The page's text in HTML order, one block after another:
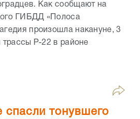
Как сообщают на
ГИБДД «Полоса
произошла накануне, 3
трассы Р-22 в районе
тонувшего